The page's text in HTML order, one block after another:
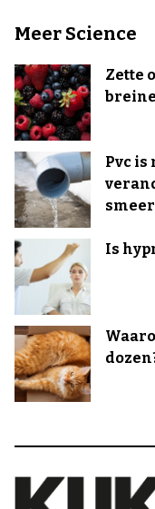
Meer Science
Zette
Pvc
Is